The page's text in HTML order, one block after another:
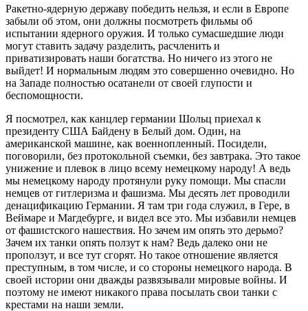
Ракетно-ядерную державу победить нельзя, и если в Европе
забыли об этом, они должны посмотреть фильмы об
испытании ядерного оружия. И только сумасшедшие люди
могут ставить задачу разделить, расчленить и
приватизировать наши богатства. Но ничего из этого не
выйдет! И нормальным людям это совершенно очевидно. Но
на Западе полностью осатанели от своей глупости и
беспомощности.
Я посмотрел, как канцлер германии Шольц приехал к
президенту США Байдену в Белый дом. Один, на
американской машине, как военнопленный. Посидели,
поговорили, без протокольной съемки, без завтрака. Это такое
унижение и плевок в лицо всему немецкому народу! А ведь
мы немецкому народу протянули руку помощи. Мы спасли
немцев от гитлеризма и фашизма. Мы десять лет проводили
денацификацию Германии. Я там три года служил, в Гере, в
Веймаре и Магдебурге, и видел все это. Мы избавили немцев
от фашистского нашествия. Но зачем им опять это дерьмо?
Зачем их танки опять ползут к нам? Ведь далеко они не
проползут, и все тут сгорят. Но такое отношение является
преступным, в том числе, и со стороны немецкого народа. В
своей истории они дважды развязывали мировые войны. И
поэтому не имеют никакого права посылать свои танки с
крестами на наши земли.